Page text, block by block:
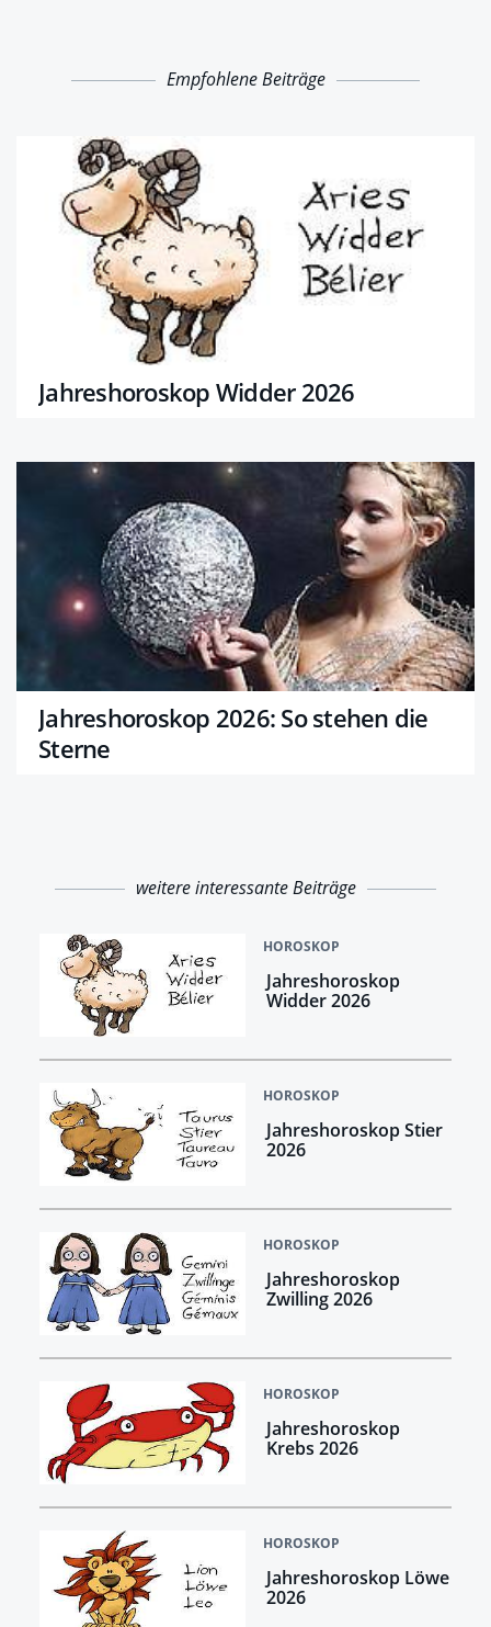
Empfohlene Beiträge
Jahreshoroskop Widder 2026
Jahreshoroskop 2026: So stehen die
Sterne
weitere interessante Beiträge
HOROSKOP
Jahreshoroskop
Widder 2026
HOROSKOP
Jahreshoroskop Stier
2026
HOROSKOP
Jahreshoroskop
Zwilling 2026
HOROSKOP
Jahreshoroskop
Krebs 2026
HOROSKOP
Jahreshoroskop Löwe
2026